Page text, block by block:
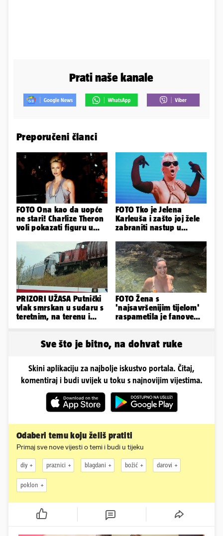
Prati naše kanale
Preporučeni članci
FOTO Ona kao da uopće
ne stari! Charlize Theron
voli pokazati figuru u
FOTO Tko je Jelena
Karleuša i zašto joj žele
zabraniti nastup u
govorila...
PRIZORI UŽASA Putnički
vlak smrskan u sudaru s
teretnim, na terenu i
FOTO Žena s
'najsavršenijim tijelom'
raspametila je fanove
Sve što je bitno, na dohvat ruke
Skini aplikaciju za najbolje iskustvo portala. Čitaj,
komentiraj i budi uvijek u toku s najnovijim vijestima.
Odaberi temu koju želiš pratiti
Primaj sve nove vijesti o temi i budi u tijeku
diy praznici blagdani božić darovi
poklon